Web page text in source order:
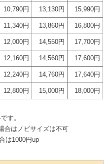
10,790円 13,130円 15,990円
11,340円 13,860円 16,800円
12,000円 14,550円 17,700円
12,160円 14,560円 17,600円
12,240円 14,760円 17,640円
12,800円 15,000円 18,000円
す。
合はノビサイズは不可
は1000円up